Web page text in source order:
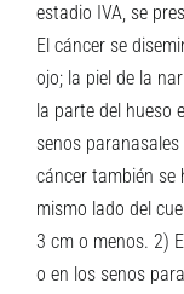
estadio IVA, se
El cáncer se
ojo; la piel de la
la parte del hueso
senos
cáncer también se
mismo lado del
3 cm o menos. 2)
o en los senos